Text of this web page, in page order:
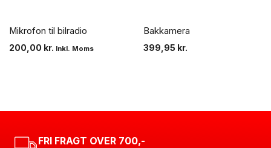
Mikrofon til bilradio
200,00 kr. Inkl. Moms
Bakkamera
399,95 kr.
FRI FRAGT OVER 700,-